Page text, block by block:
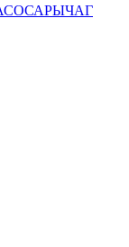
РЫЧАГ